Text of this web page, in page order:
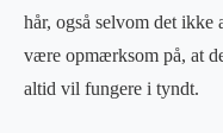
hår, også selvom det
være opmærksom på, at
altid vil fungere i tyndt.